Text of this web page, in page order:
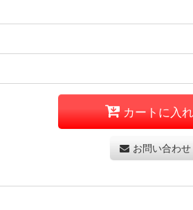
カートに入
お問い合わせ